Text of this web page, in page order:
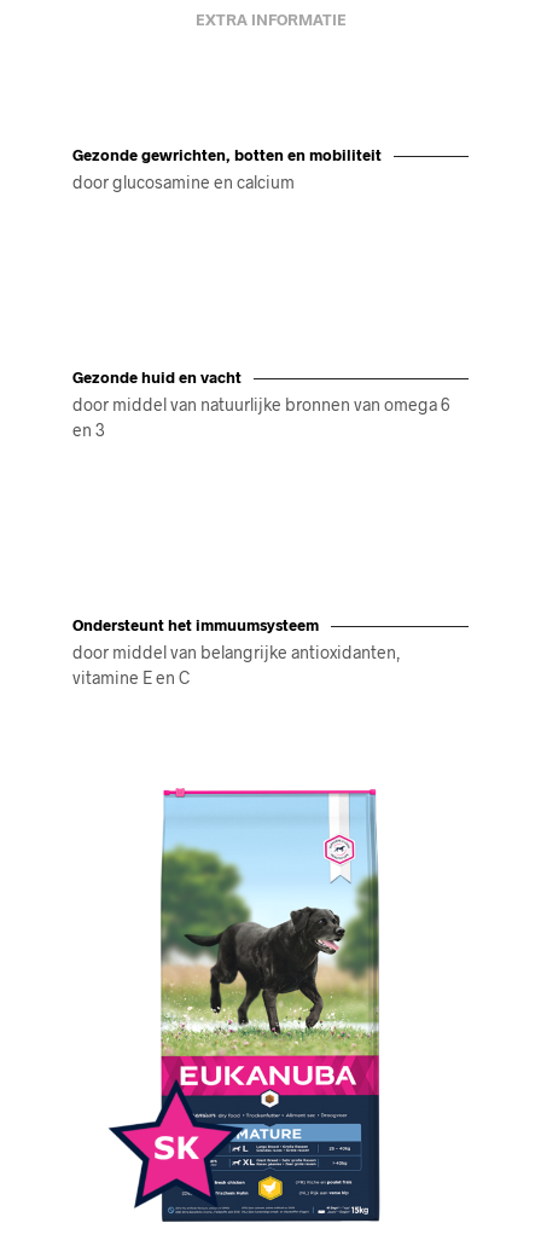
EXTRA INFORMATIE
Gezonde gewrichten, botten en mobiliteit
door glucosamine en calcium
Gezonde huid en vacht
door middel van natuurlijke bronnen van omega 6
en 3
Ondersteunt het immuumsysteem
door middel van belangrijke antioxidanten,
vitamine E en C